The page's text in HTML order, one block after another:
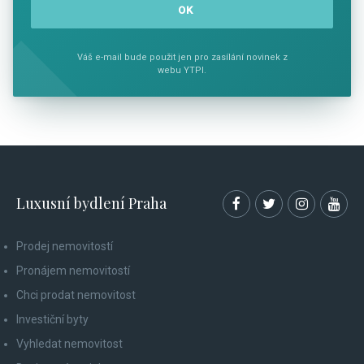
Váš e-mail bude použit jen pro zasílání novinek z
webu YTPI.
Luxusní bydlení Praha
Prodej nemovitostí
Pronájem nemovitostí
Chci prodat nemovitost
Investiční byty
Vyhledat nemovitost